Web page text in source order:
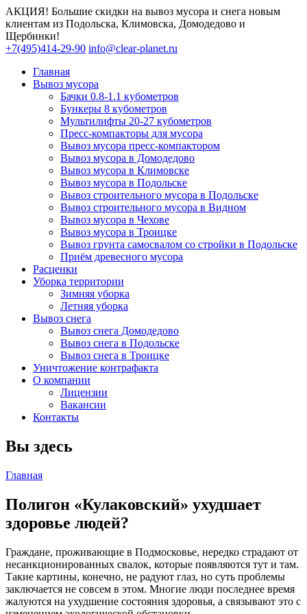
АКЦИЯ! Большие скидки на вывоз мусора и снега новым
клиентам из Подольска, Климовска, Домодедово и
Щербинки!
+7(495)414-29-90 info@clear-planet.ru
Главная
Вывоз мусора
Бачки 0.8-1.1 кубометров
Бункеры 8 кубометров
Мультилифты 20-27 кубометров
Пресс-компакторы для мусора
Вывоз мусора пресс-компактором
Вывоз мусора в Домодедово
Вывоз мусора в Климовске
Вывоз мусора в Подольске
Вывоз строительного мусора в Подольске
Вывоз строительного мусора в Видном
Вывоз мусора в Чехове
Вывоз мусора в Троицке
Вывоз грунта самосвалом со стройки в Подольске
Приём древесного мусора
Расценки
Уборка территории
Зимняя уборка
Летняя уборка
Вывоз снега
Вывоз снега Домодедово
Вывоз снега в Подольске
Вывоз снега в Троицке
Уничтожение контрафакта
О компании
Лицензии
Вакансии
Контакты
Вы здесь
Главная
Полигон «Кулаковский» ухудшает
здоровье людей?
Граждане, проживающие в Подмосковье, нередко страдают от
несанкционированных свалок, которые появляются тут и там.
Такие картины, конечно, не радуют глаз, но суть проблемы
заключается не совсем в этом. Многие люди последнее время
жалуются на ухудшение состояния здоровья, а связывают это с